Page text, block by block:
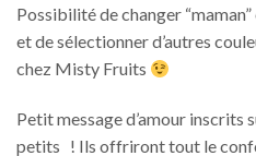
Possibilité de changer “maman”
et de sélectionner d’autres
chez Misty Fruits
Petit message d’amour inscrits
petits ! Ils offriront tout le